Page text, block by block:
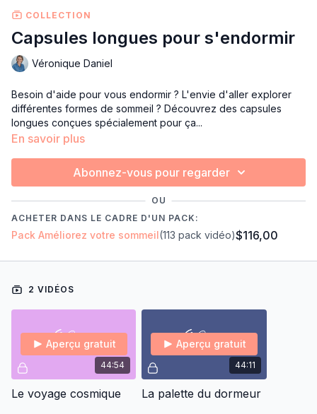
COLLECTION
Capsules longues pour s'endormir
Véronique Daniel
Besoin d'aide pour vous endormir ? L'envie d'aller explorer
différentes formes de sommeil ? Découvrez des capsules
longues conçues spécialement pour ça...
En savoir plus
Abonnez-vous pour regarder
OU
ACHETER DANS LE CADRE D'UN PACK:
Pack Améliorez votre sommeil(113 pack vidéo)$116,00
2 VIDÉOS
44:54
Aperçu gratuit
Le voyage cosmique
44:11
Aperçu gratuit
La palette du dormeur